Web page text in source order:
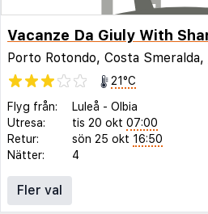
Porto Rotondo, Costa Smeralda,
21°C
Flyg från:
Luleå - Olbia
Utresa:
tis 20 okt 07:00
Retur:
sön 25 okt 16:50
Nätter:
4
Fler val